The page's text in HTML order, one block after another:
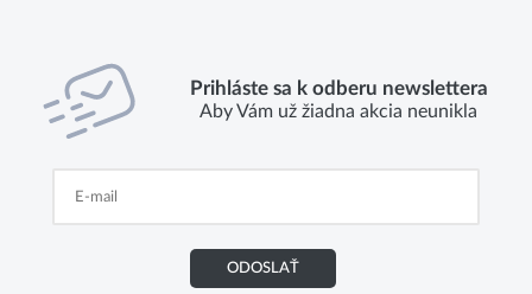
Prihláste sa k odberu newslettera
Aby Vám už žiadna akcia neunikla
ODOSLAŤ